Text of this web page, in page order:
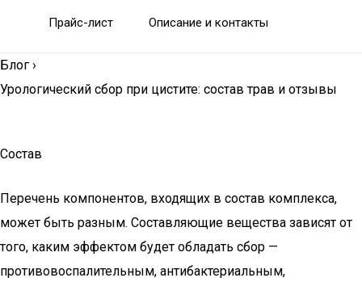
Прайс-лист Описание и контакты
Блог ›
Урологический сбор при цистите: состав трав и отзывы
Состав
Перечень компонентов, входящих в состав комплекса,
может быть разным. Составляющие вещества зависят от
того, каким эффектом будет обладать сбор —
противовоспалительным, антибактериальным,